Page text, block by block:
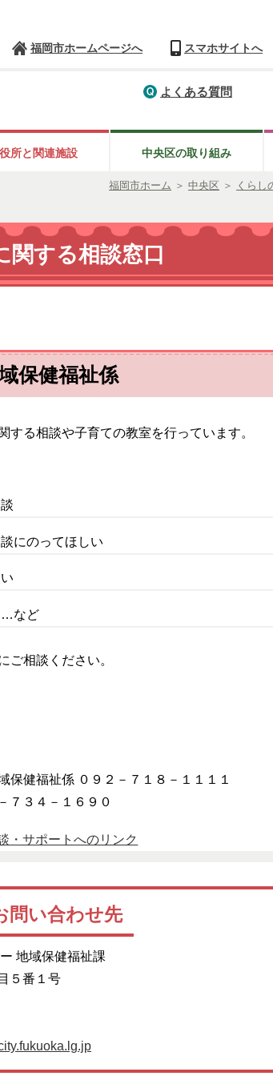
福岡市ホームページへ スマホサイトへ
よくある質問
所と 関連施設 中央区の取り組み
福岡市ホーム ＞ 中央区 ＞ くらし
関する相談窓口
保健福祉係
する相談や子育ての教室を行っています。
にのってほしい
…など
ご相談ください。
祉係 ０９２－７１８－１１１１
－１６９０
・サポートへのリンク
問い合わせ先
地域保健福祉課
５番１号